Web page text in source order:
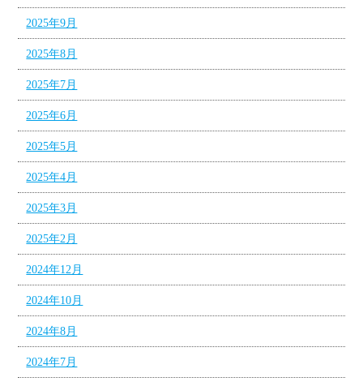
2025年9月
2025年8月
2025年7月
2025年6月
2025年5月
2025年4月
2025年3月
2025年2月
2024年12月
2024年10月
2024年8月
2024年7月